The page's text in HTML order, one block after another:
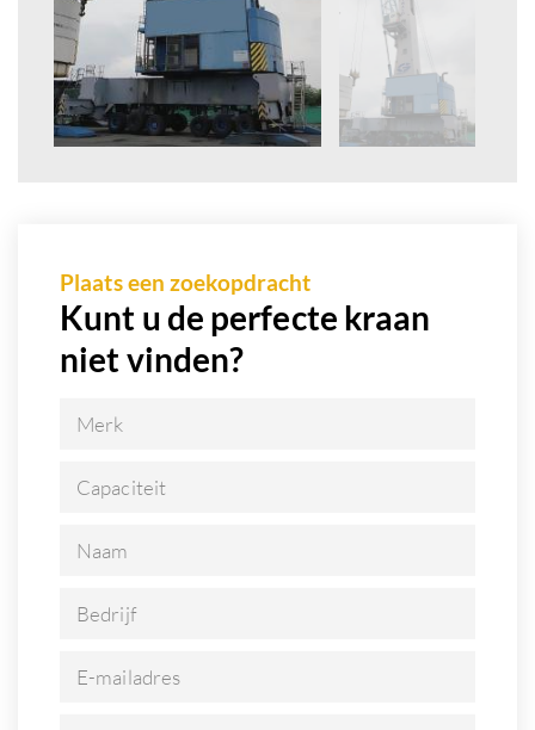
Plaats een zoekopdracht
Kunt u de perfecte kraan
niet vinden?
Merk
Capaciteit
Naam
Bedrijf
E-mailadres